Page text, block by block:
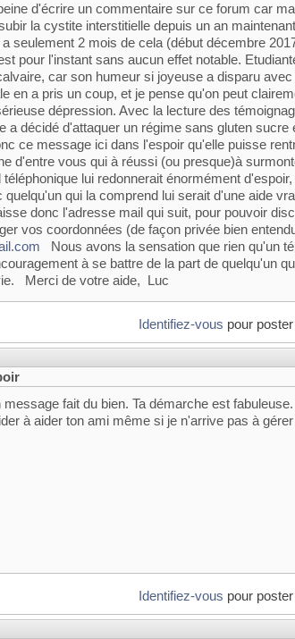
d'écrire un commentaire sur ce forum car
la cystite interstitielle depuis un an
seulement 2 mois de cela (début décembre
pour l'instant sans aucun effet notable.
car son humeur si joyeuse a disparu
en a pris un coup, et je pense qu'on peut
dépression. Avec la lecture des
a décidé d'attaquer un régime sans gluten sucre
ce message ici dans l'espoir qu'elle puisse
d'entre vous qui à réussi (ou presque)à
lui redonnerait énormément
qui la comprend lui serait d'une aide
donc l'adresse mail qui suit, pour pouvoir
vos coordonnées (de façon privée bien
Nous avons la sensation que rien qu'un
à se battre de la part de quelqu'un
Merci de votre aide, Luc
Identifiez-vous pour
fait du bien. Ta démarche est
à aider ton ami même si je n'arrive pas à
Identifiez-vous pour